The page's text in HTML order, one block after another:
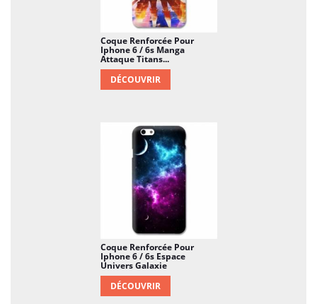
Coque Renforcée Pour
Iphone 6 / 6s Manga
Attaque Titans...
DÉCOUVRIR
Coque Renforcée Pour
Iphone 6 / 6s Espace
Univers Galaxie
DÉCOUVRIR